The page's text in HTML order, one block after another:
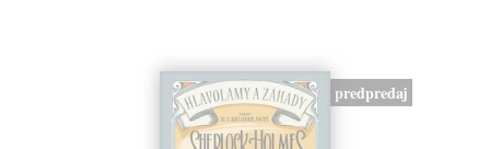
predpredaj